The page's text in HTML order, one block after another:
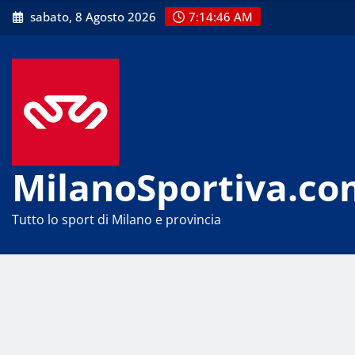
Skip
to
sabato, 8 Agosto 2026 7:14:47 AM
Tutto lo sport di Milano e provincia